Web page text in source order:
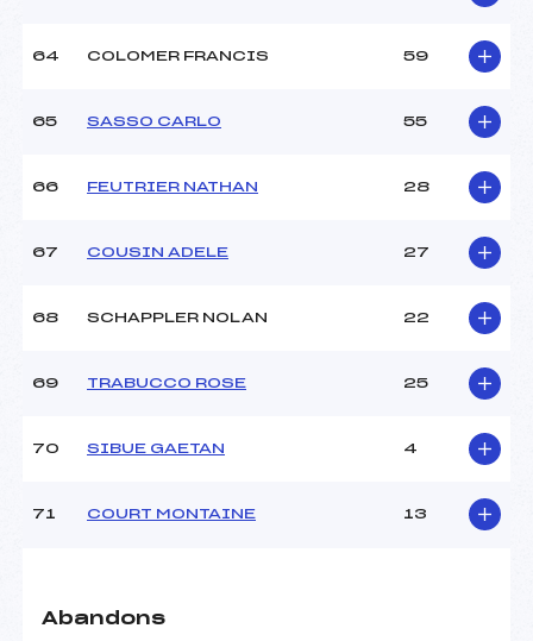
64 COLOMER FRANCIS 59
65 SASSO CARLO 55
66 FEUTRIER NATHAN 28
67 COUSIN ADELE 27
68 SCHAPPLER NOLAN 22
69 TRABUCCO ROSE 25
70 SIBUE GAETAN 4
71 COURT MONTAINE 13
Abandons